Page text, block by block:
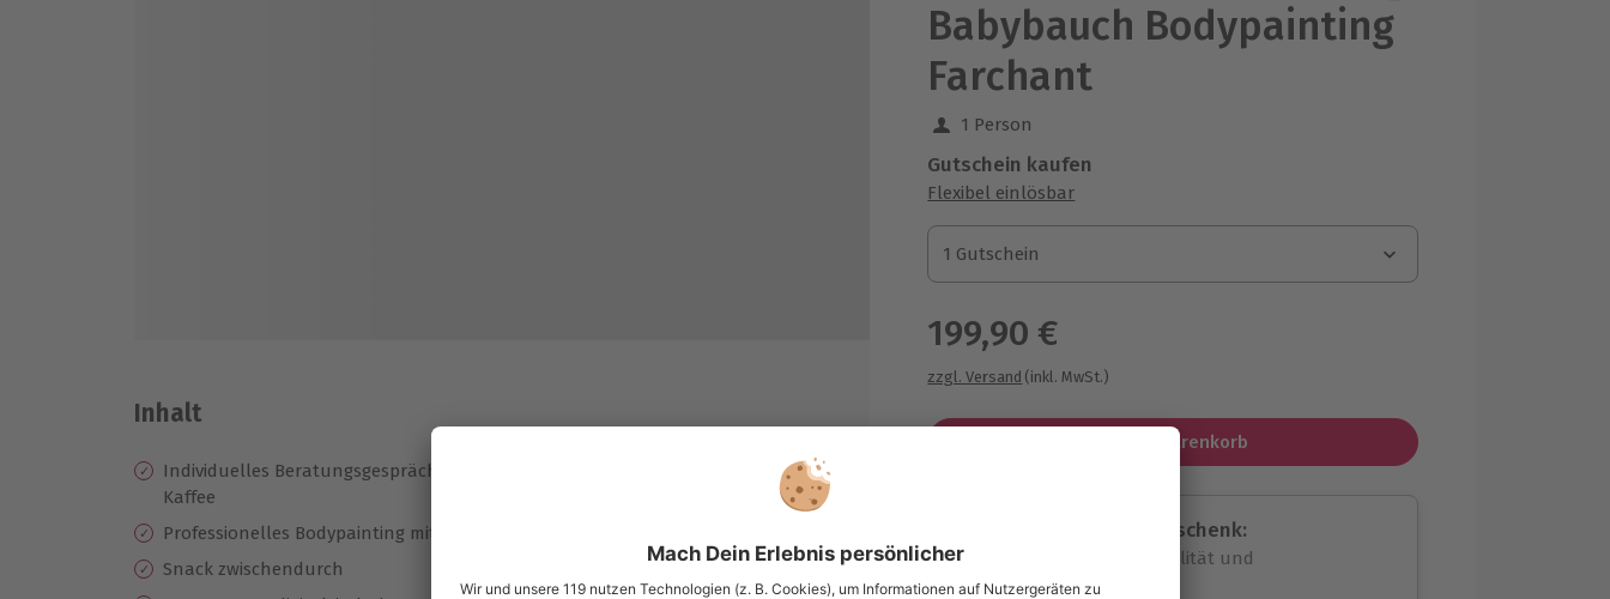
Babybauch Bodypainting
Farchant
1 Person
Gutschein kaufen
Flexibel einlösbar
1 Gutschein
1 Gutschein
1 Gutschein
199,90 €
zzgl. Versand (inkl. MwSt.)
In den Warenkorb
Immer das passende Geschenk:
Große Auswahl, volle Flexibilität und
maximale Sicherheit
Inhalt
Individuelles Beratungsgespräch zur Farb- und Motivfindung bei einer Tasse
Kaffee
Professionelles Bodypainting mit anschließendem Fotoshooting
Snack zwischendurch